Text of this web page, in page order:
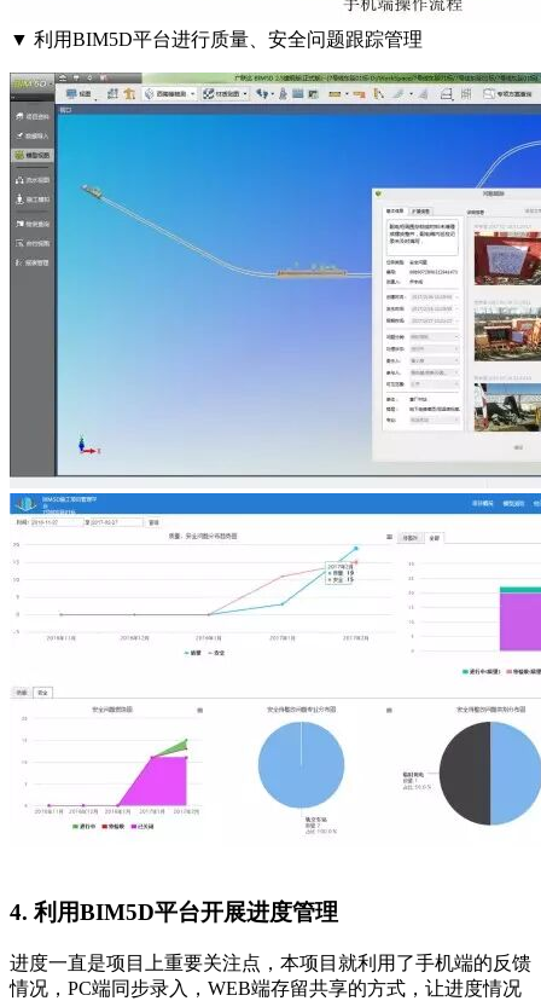
▼ 利用BIM5D平台进行质量、安全问题跟踪管理
4. 利用BIM5D平台开展进度管理
进度一直是项目上重要关注点，本项目就利用了手机端的反馈
情况，PC端同步录入，WEB端存留共享的方式，让进度情况